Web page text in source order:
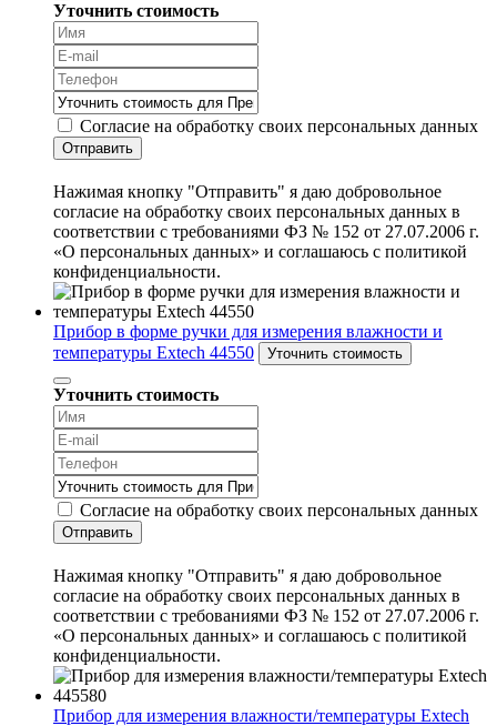
Уточнить стоимость
Согласие на обработку своих персональных данных
Отправить
Нажимая кнопку "Отправить" я даю добровольное
согласие на обработку своих персональных данных в
соответствии с требованиями ФЗ № 152 от 27.07.2006 г.
«О персональных данных» и соглашаюсь с политикой
конфиденциальности.
Прибор в форме ручки для измерения влажности и
температуры Extech 44550
Уточнить стоимость
Уточнить стоимость
Согласие на обработку своих персональных данных
Отправить
Нажимая кнопку "Отправить" я даю добровольное
согласие на обработку своих персональных данных в
соответствии с требованиями ФЗ № 152 от 27.07.2006 г.
«О персональных данных» и соглашаюсь с политикой
конфиденциальности.
Прибор для измерения влажности/температуры Extech